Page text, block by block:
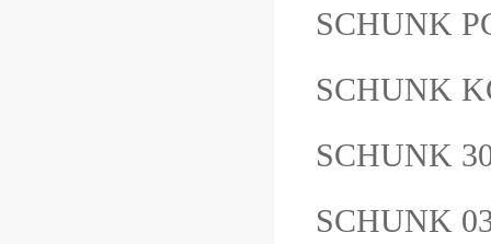
SCHUNK
SCHUNK
SCHUNK
SCHUNK